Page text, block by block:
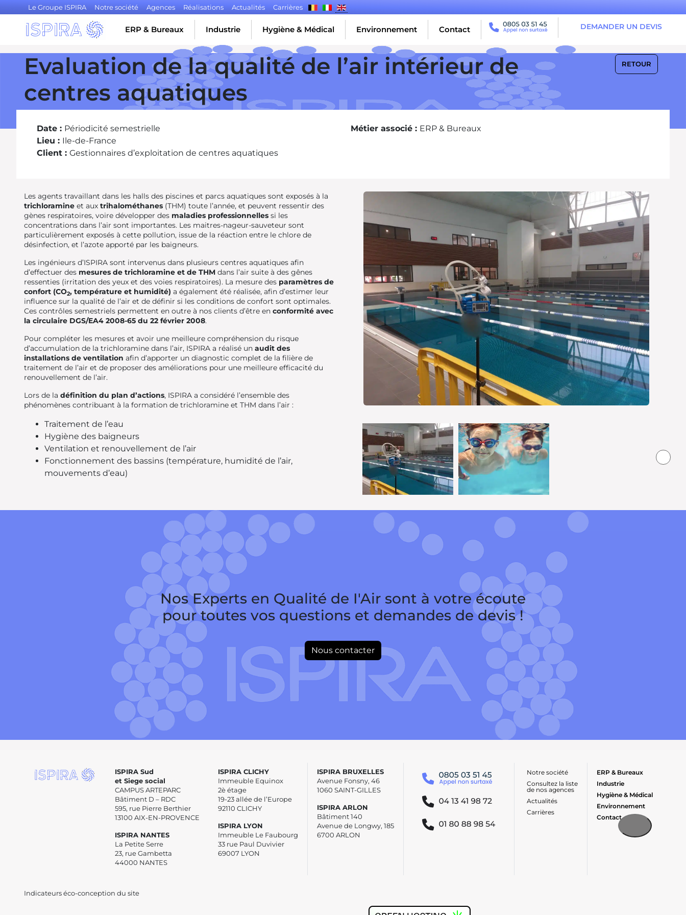
Le Groupe ISPIRA Notre société Agences Réalisations Actualités Carrières
ERP & Bureaux Industrie Hygiène & Médical Environnement Contact DEMANDER UN DEVIS
RETOUR
Evaluation de la qualité de l’air intérieur de
centres aquatiques
Date : Périodicité semestrielle
Lieu : Ile-de-France
Client : Gestionnaires d’exploitation de centres aquatiques
Métier associé : ERP & Bureaux
Les agents travaillant dans les halls des piscines et parcs aquatiques sont exposés à la
trichloramine et aux trihalométhanes (THM) toute l’année, et peuvent ressentir des
gènes respiratoires, voire développer des maladies professionnelles si les
concentrations dans l’air sont importantes. Les maitres-nageur-sauveteur sont
particulièrement exposés à cette pollution, issue de la réaction entre le chlore de
désinfection, et l’azote apporté par les baigneurs.
Les ingénieurs d’ISPIRA sont intervenus dans plusieurs centres aquatiques afin
d’effectuer des mesures de trichloramine et de THM dans l’air suite à des gênes
ressenties (irritation des yeux et des voies respiratoires). La mesure des paramètres de
confort (CO2, température et humidité) a également été réalisée, afin d’estimer leur
influence sur la qualité de l’air et de définir si les conditions de confort sont optimales.
Ces contrôles semestriels permettent en outre à nos clients d’être en conformité avec
la circulaire DGS/EA4 2008-65 du 22 février 2008.
Pour compléter les mesures et avoir une meilleure compréhension du risque
d’accumulation de la trichloramine dans l’air, ISPIRA a réalisé un audit des
installations de ventilation afin d’apporter un diagnostic complet de la filière de
traitement de l’air et de proposer des améliorations pour une meilleure efficacité du
renouvellement de l’air.
Lors de la définition du plan d’actions, ISPIRA a considéré l’ensemble des
phénomènes contribuant à la formation de trichloramine et THM dans l’air :
Traitement de l’eau
Hygiène des baigneurs
Ventilation et renouvellement de l’air
Fonctionnement des bassins (température, humidité de l’air,
mouvements d’eau)
Nos Experts en Qualité de I'Air sont à votre écoute
pour toutes vos questions et demandes de devis !
Nous contacter
ISPIRA Sud
et Siege social
CAMPUS ARTEPARC
Bâtiment D – RDC
595, rue Pierre Berthier
13100 AIX-EN-PROVENCE
ISPIRA NANTES
La Petite Serre
23, rue Gambetta
44000 NANTES
ISPIRA CLICHY
Immeuble Equinox
2è étage
19-23 allée de l’Europe
92110 CLICHY
ISPIRA LYON
Immeuble Le Faubourg
33 rue Paul Duvivier
69007 LYON
ISPIRA BRUXELLES
Avenue Fonsny, 46
1060 SAINT-GILLES
ISPIRA ARLON
Bâtiment 140
Avenue de Longwy, 185
6700 ARLON
Notre société
Consultez la liste
de nos agences
Actualités
Carrières
ERP & Bureaux
Industrie
Hygiène & Médical
Environnement
Contact
Indicateurs éco-conception du site